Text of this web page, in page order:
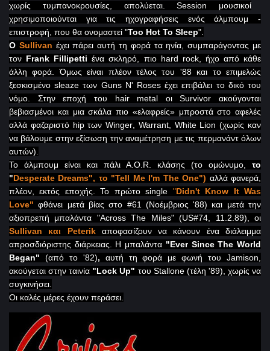
χωρίς τυμπανοκρουσίες, απολύεται.Session
μουσικοί
χρησιμοποιούνται για τις ηχογραφήσεις ενός άλμπουμ -
επιστροφή, που θα ονομαστεί "Too Hot To Sleep".
O Sullivan έχει πάρει αυτή τη φορά τα ηνία, συμπαράγοντας με
τον Frank Fillipetti ένα σκληρό, πιο hard rock, ήχο από κάθε
άλλη φορά. Όμως είναι πλέον τέλος του '88 και το επιμελώς
ξεσκισμένοsleaze των Guns N' Roses έχει επιβάλει το δικό του
νόμο. Στην εποχή του hair metal οιSurvivor
ακούγονται
βεβιασμένοι και μια σκάλα πιο «ελαφρείς» μπροστά στο αφελές
αλλά φαζαριστό hipτωνWinger, Warrant, White Lion (χωρίς καν
να βάλουμε στην εξίσωση την αναμέτρηση με τις περμανάντ όλων
αυτών).
To
άλμπουμ είναι και πάλιA.O.R. κλάσης (το ομώνυμο,το
"Desperate Dreams", το "Tell Me I'm The One") αλλά φανερά,
πλέον, εκτός εποχής. Το πρώτοsingle "Didn't Know It Was
Love" φθάνει μετά βίας στο #61 (Nοέμβριος '88) και μετά την
αξιοπρεπή μπαλάντα "Across The Miles" (US#74, 11.2.89), οι
Sullivan
και Peterik
αποφασίζουν να κάνουν ένα διάλειμμα
απροσδιόριστης διάρκειας. H μπαλάντα "Ever Since The World
Began" (από το '82), αυτή τη φορά με φωνή τουJamison,
ακούγεται στην ταινία "Lock Up" του Stallone (τέλη '89), χωρίς να
συγκινήσει.
Οι καλές μέρες έχουν περάσει.